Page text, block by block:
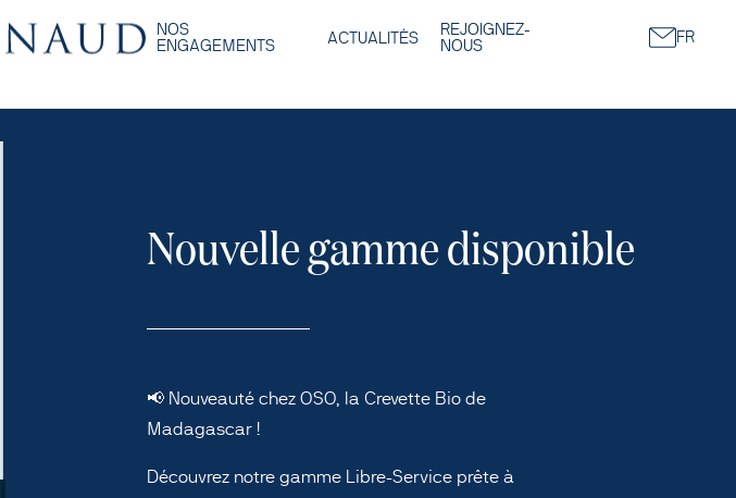
NOS
ENGAGEMENTS
ACTUALITÉS
REJOIGNEZ-
NOUS
FR
Nouvelle gamme disponible
📢 Nouveauté chez OSO, la Crevette Bio de
Madagascar !
Découvrez notre gamme Libre-Service prête à